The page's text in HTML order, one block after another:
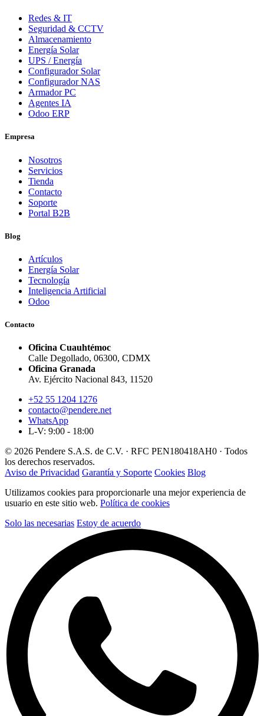
Redes & IT
Seguridad & CCTV
Almacenamiento
Energía Solar
UPS / Energía
Configurador Solar
Configurador NAS
Armador PC
Agentes IA
Odoo ERP
Empresa
Nosotros
Servicios
Tienda
Contacto
Soporte
Portal B2B
Blog
Artículos
Energía Solar
Tecnología
Inteligencia Artificial
Odoo
Contacto
Oficina Cuauhtémoc
Calle Degollado, 06300, CDMX
Oficina Granada
Av. Ejército Nacional 843, 11520
+52 55 1204 1276
contacto@pendere.net
WhatsApp
L-V: 9:00 - 18:00
© 2026 Pendere S.A.S. de C.V. · RFC PEN180418AH0 · Todos
los derechos reservados.
Aviso de Privacidad Garantía y Soporte Cookies Blog
Utilizamos cookies para proporcionarle una mejor experiencia de
usuario en este sitio web. Política de cookies
Solo las necesarias Estoy de acuerdo